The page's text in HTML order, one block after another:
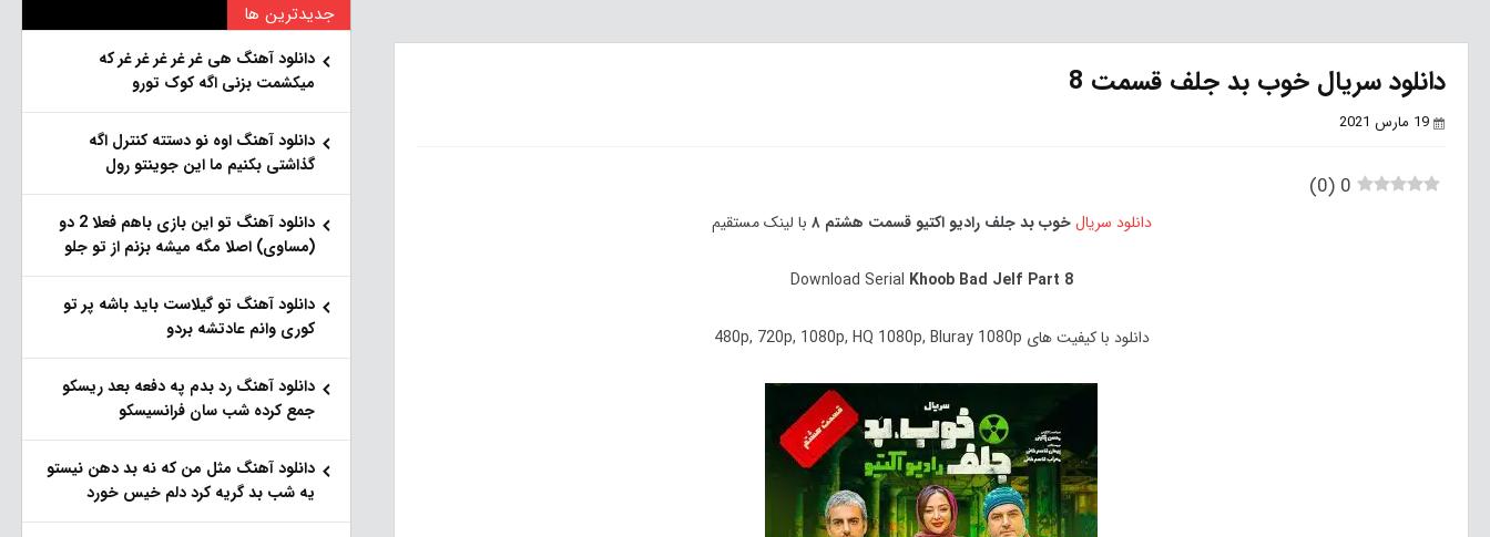
دانلود سریال خوب بد جلف قسمت 8
19 مارس 2021
0
(
0
)
دانلود سریال خوب بد جلف رادیو اکتیو قسمت هشتم ۸ با لینک مستقیم
Download Serial Khoob Bad Jelf Part 8
دانلود با کیفیت های 480p, 720p, 1080p, HQ 1080p, Bluray 1080p
جدیدترین ها
دانلود آهنگ هی غر غر غر غر غر که
میکشمت بزنی اگه کوک تورو
دانلود آهنگ اوه نو دستته کنترل اگه
گذاشتی بکنیم ما این جوینتو رول
دانلود آهنگ تو این بازی باهم فعلا 2 دو
(مساوی) اصلا مگه میشه بزنم از تو جلو
دانلود آهنگ تو گیلاست باید باشه پر تو
کوری وانم عادتشه بردو
دانلود آهنگ رد بدم په دفعه بعد ریسکو
جمع کرده شب سان فرانسیسکو
دانلود آهنگ مثل من که نه بد دهن نیستو
یه شب بد گریه کرد دلم خیس خورد